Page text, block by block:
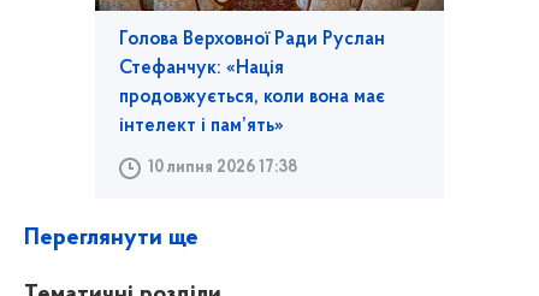
Голова Верховної Ради Руслан
Стефанчук: «Нація
продовжується, коли вона має
інтелект і пам’ять»
10 липня 2026 17:38
Переглянути ще